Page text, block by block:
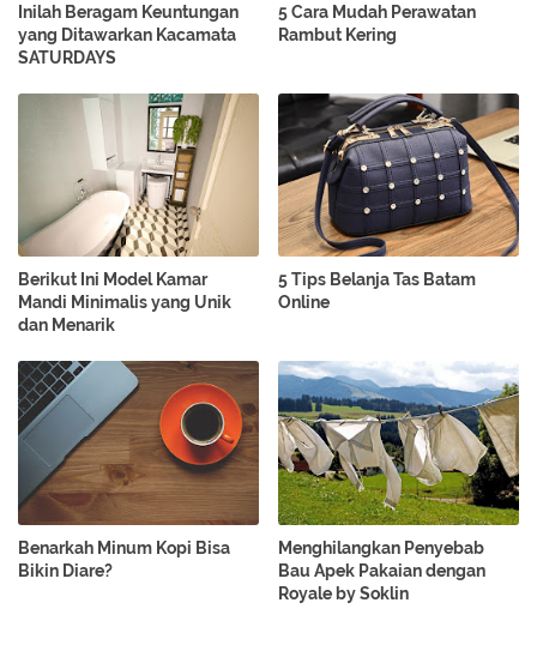
Inilah Beragam Keuntungan
yang Ditawarkan Kacamata
SATURDAYS
5 Cara Mudah Perawatan
Rambut Kering
Berikut Ini Model Kamar
Mandi Minimalis yang Unik
dan Menarik
5 Tips Belanja Tas Batam
Online
Benarkah Minum Kopi Bisa
Bikin Diare?
Menghilangkan Penyebab
Bau Apek Pakaian dengan
Royale by Soklin